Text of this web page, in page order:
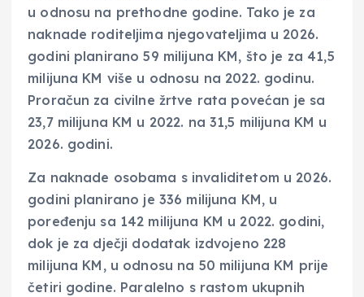
u odnosu na prethodne godine. Tako je za
naknade roditeljima njegovateljima u 2026.
godini planirano 59 milijuna KM, što je za 41,5
milijuna KM više u odnosu na 2022. godinu.
Proračun za civilne žrtve rata povećan je sa
23,7 milijuna KM u 2022. na 31,5 milijuna KM u
2026. godini.
Za naknade osobama s invaliditetom u 2026.
godini planirano je 336 milijuna KM, u
poređenju sa 142 milijuna KM u 2022. godini,
dok je za dječji dodatak izdvojeno 228
milijuna KM, u odnosu na 50 milijuna KM prije
četiri godine. Paralelno s rastom ukupnih